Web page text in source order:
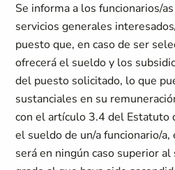
Se informa a los funcionarios/
servicios generales
puesto que, en caso de ser
ofrecerá el sueldo y los
del puesto solicitado, lo que
sustanciales en su
con el artículo 3.4 del Estatuto
el sueldo de un/a funcionario/a,
será en ningún caso superior